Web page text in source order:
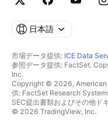
日本語
市場データ提供: ICE Data
参照データ提供: FactSet.
Inc.
Copyright © 2026, American
供: FactSet Research
SEC提出書類およびその他ド
© 2026 TradingView, Inc.